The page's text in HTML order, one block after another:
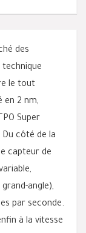
des
le tout
en 2 nm,
Super
Du côté de la
capteur de
angle),
par seconde.
à la vitesse